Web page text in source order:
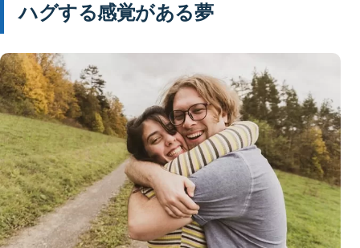
ハグする感覚がある夢